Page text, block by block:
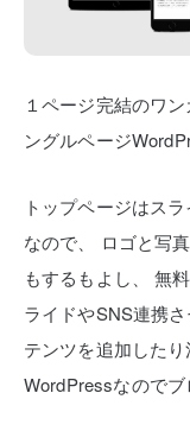
１ページ完結のワ
ングルページ
トップページはス
なので、
ロゴと写
もするもよし、
無
ライドやSNS連携さ
テンツを追加したり
WordPressなのでブ